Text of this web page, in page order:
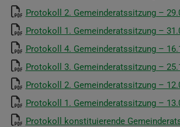
Protokoll 2. Gemeinderatssitzung –
Protokoll 1. Gemeinderatssitzung –
Protokoll 4. Gemeinderatssitzung –
Protokoll 3. Gemeinderatssitzung –
Protokoll 2. Gemeinderatssitzung –
Protokoll 1. Gemeinderatssitzung –
Protokoll konstituierende